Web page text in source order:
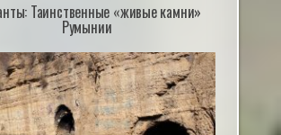
Таинственные «живые камни»
Румынии